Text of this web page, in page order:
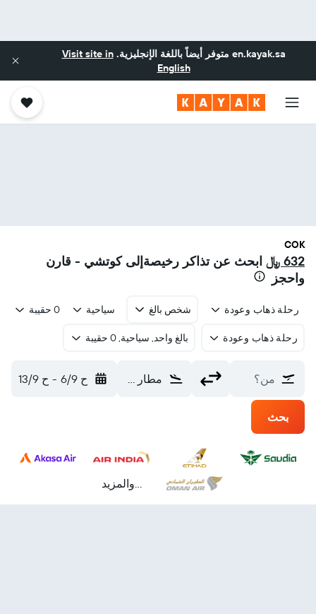
en.kayak.sa متوفر أيضاً باللغة الإنجليزية.Visit site in
English
COK
632 ﷼
ابحث عن تذاكر رخيصةإلى كوتشي - قارن
واحجز
رحلة ذهاب وعودة شخص بالغ سياحية 0 حقيبة
رحلة ذهاب وعودة بالغ واحد, سياحية, 0 حقيبة
من؟ مطار كوشين (COK) ح 6/9 - ح 13/9
بحث
...والمزيد